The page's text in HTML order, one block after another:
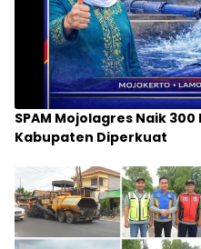
SPAM Mojolagres Naik
Kabupaten Diperkuat